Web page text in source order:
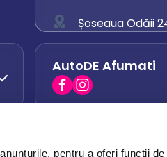
pentru a oferi funcții
Șoseaua Odăii
0742 444 194
AutoDE Afumati